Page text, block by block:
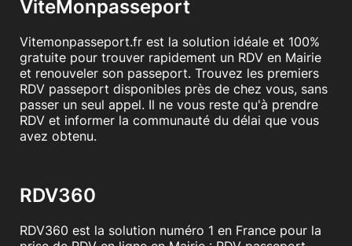
ViteMonpasseport
Vitemonpasseport.fr est la solution idéale et 100%
gratuite pour trouver rapidement un RDV en Mairie
et renouveler son passeport. Trouvez les premiers
RDV passeport disponibles près de chez vous, sans
passer un seul appel. Il ne vous reste qu'à prendre
RDV et informer la communauté du délai que vous
avez obtenu.
RDV360
RDV360 est la solution numéro 1 en France pour la